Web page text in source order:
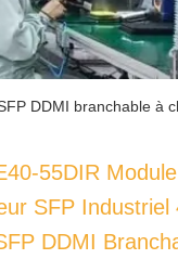
DDMI branchable à
55DIR
SFP Industriel
DDMI